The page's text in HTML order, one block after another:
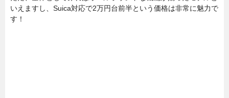
いえますし、Suica対応で2万円台前半という価格は非常に魅力で
す！